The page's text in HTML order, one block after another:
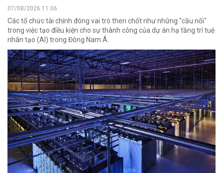
07/08/2026 11:06
Các tổ chức tài chính đóng vai trò then chốt như những "cầu nối"
trong việc tạo điều kiện cho sự thành công của dự án hạ tầng trí tuệ
nhân tạo (AI) trong Đông Nam Á.